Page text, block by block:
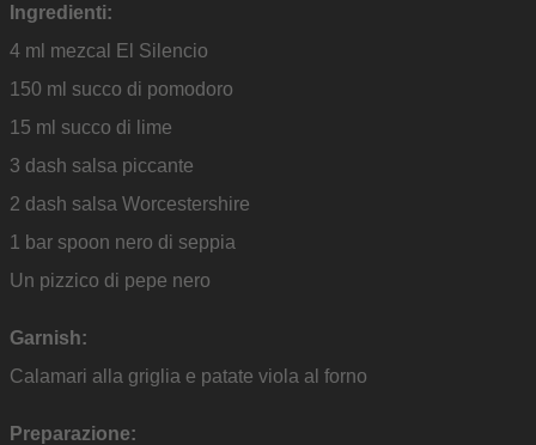
Ingredienti:
4 ml mezcal El Silencio
150 ml succo di pomodoro
15 ml succo di lime
3 dash salsa piccante
2 dash salsa Worcestershire
1 bar spoon nero di seppia
Un pizzico di pepe nero
Garnish:
Calamari alla griglia e patate viola al forno
Preparazione: